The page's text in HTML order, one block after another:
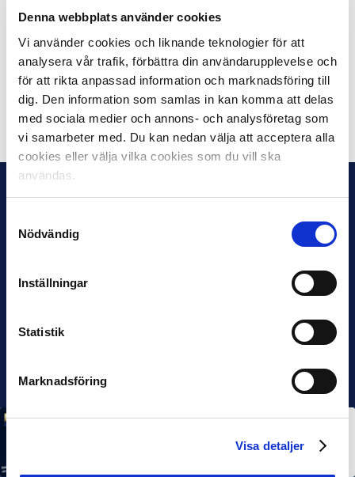
Denna webbplats använder cookies
Vi använder cookies och liknande teknologier för att
analysera vår trafik, förbättra din användarupplevelse och
för att rikta anpassad information och marknadsföring till
dig. Den information som samlas in kan komma att delas
med sociala medier och annons- och analysföretag som
vi samarbeter med. Du kan nedan välja att acceptera alla
cookies eller välja vilka cookies som du vill ska
användas.
Nödvändig
Inställningar
Statistik
Marknadsföring
Visa detaljer
Mål:
1-0 Abdul Halik-Hudu, min.46
2-0 Andre Alsanati, min.78
Dela på Facebook Dela på Twitter
Rösta på Månadens Spelare & Tränare i juli